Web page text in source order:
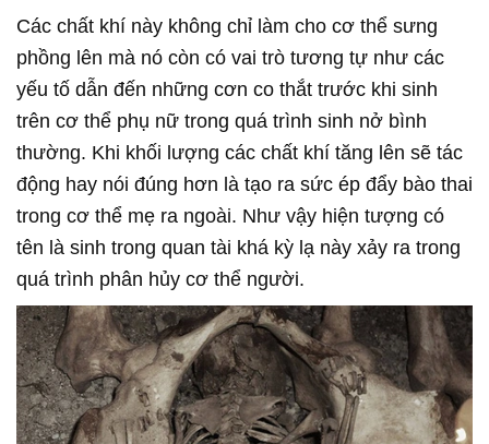
Các chất khí này không chỉ làm cho cơ thể sưng
phồng lên mà nó còn có vai trò tương tự như các
yếu tố dẫn đến những cơn co thắt trước khi sinh
trên cơ thể phụ nữ trong quá trình sinh nở bình
thường. Khi khối lượng các chất khí tăng lên sẽ tác
động hay nói đúng hơn là tạo ra sức ép đẩy bào thai
trong cơ thể mẹ ra ngoài. Như vậy hiện tượng có
tên là sinh trong quan tài khá kỳ lạ này xảy ra trong
quá trình phân hủy cơ thể người.